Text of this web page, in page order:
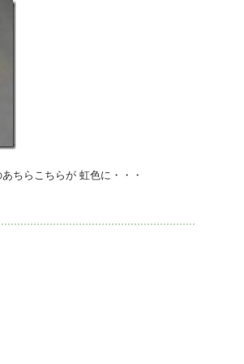
ちらこちらが 虹色に・・・